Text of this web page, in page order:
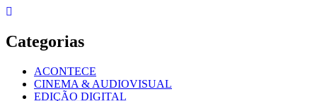
Skip
content
Categorias
ACONTECE
CINEMA & AUDIOVISUAL
EDIÇÃO DIGITAL